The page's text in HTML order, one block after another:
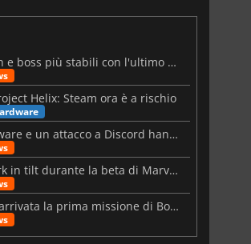
Palworld: Sunreach e boss più stabili con l'ultimo update
Helix: Steam ora è a rischio
Le mappe dei malware e un attacco a Discord hanno colpito Meccha Chameleon
PlayStation Network in tilt durante la beta di Marvel Tōkon
007: First Light - È arrivata la prima missione di Bond dopo il lancio